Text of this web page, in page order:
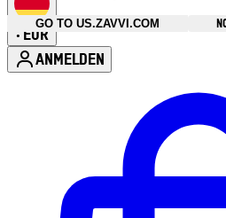
GO TO US.ZAVVI.COM
• EUR
ANMELDEN